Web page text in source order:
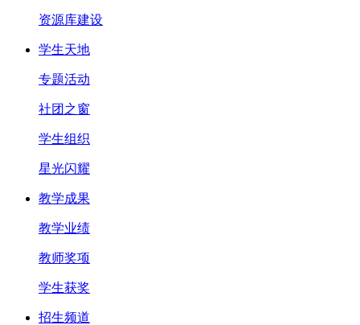
资源库建设
学生天地
专题活动
社团之窗
学生组织
星光闪耀
教学成果
教学业绩
教师奖项
学生获奖
招生频道